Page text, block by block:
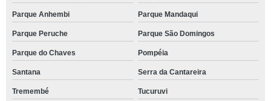
Parque Anhembi Parque Mandaqui
Parque Peruche Parque São Domingos
Parque do Chaves Pompéia
Santana Serra da Cantareira
Tremembé Tucuruvi